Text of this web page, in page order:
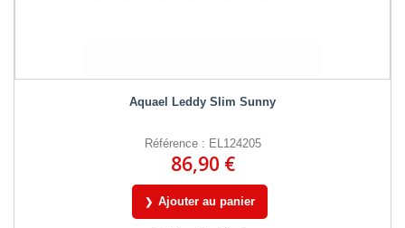
Aquael Leddy Slim Sunny
Référence : EL124205
86,90 €
Ajouter au panier